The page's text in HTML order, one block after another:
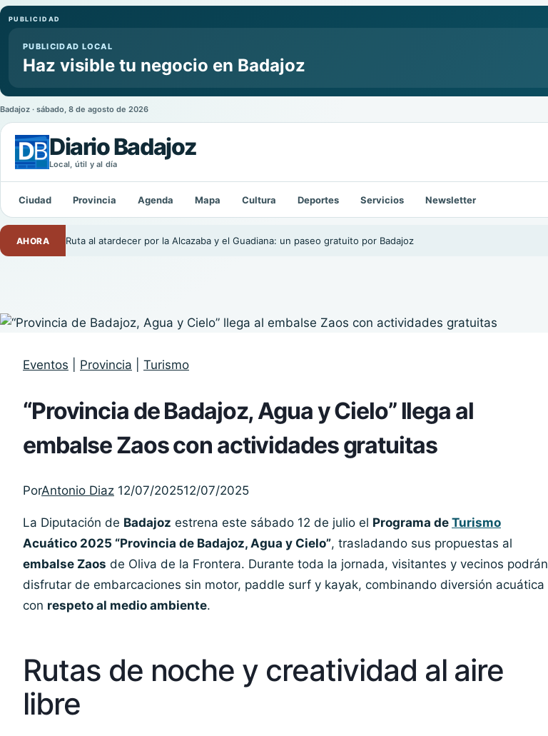
PUBLICIDAD
PUBLICIDAD LOCAL
Haz visible tu negocio en Badajoz
Badajoz · sábado, 8 de agosto de 2026
Diario Badajoz
Local, útil y al día
Buscar:
Ciudad Provincia Agenda Mapa Cultura Deportes Servicios Newsletter
AHORA Ruta al atardecer por la Alcazaba y el Guadiana: un paseo gratuito por Badajoz
Eventos Provincia Turismo
“Provincia de Badajoz, Agua y Cielo” llega al
embalse Zaos con actividades gratuitas
PorAntonio Diaz 12/07/202512/07/2025
La Diputación de Badajoz estrena este sábado 12 de julio el Programa de Turismo
Acuático 2025 “Provincia de Badajoz, Agua y Cielo”, trasladando sus propuestas al
embalse Zaos de Oliva de la Frontera. Durante toda la jornada, visitantes y vecinos podrán
disfrutar de embarcaciones sin motor, paddle surf y kayak, combinando diversión acuática
con respeto al medio ambiente.
Rutas de noche y creatividad al aire
libre